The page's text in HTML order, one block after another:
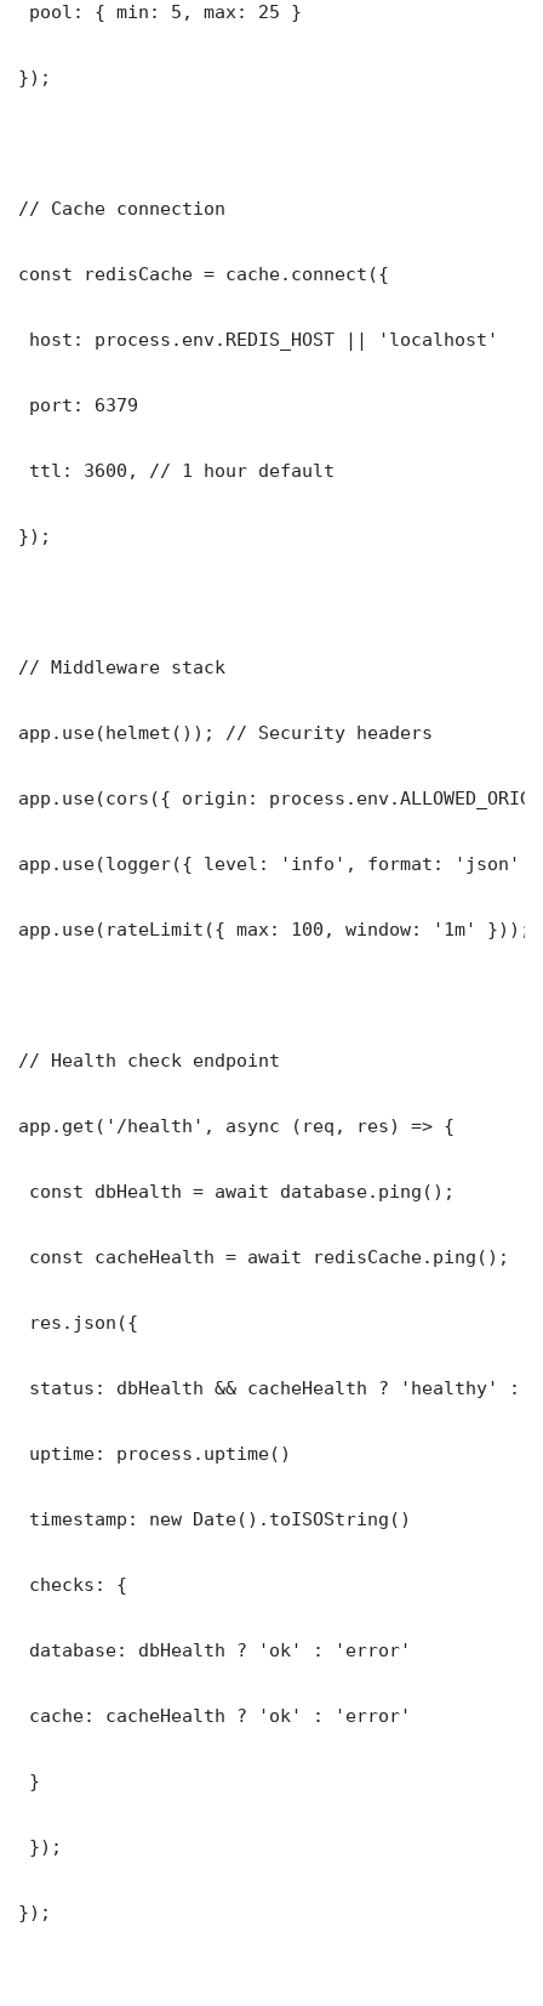
pool: { min: 5, max: 25 }
});
// Cache connection
const redisCache = cache.connect({
host: process.env.REDIS_HOST || 'localhost'
port: 6379
ttl: 3600, // 1 hour default
});
// Middleware stack
app.use(helmet()); // Security headers
app.use(cors({ origin:
app.use(logger({ level: 'info', format: 'json'
app.use(rateLimit({ max: 100, window: '1m' }));
// Health check endpoint
app.get('/health', async (req, res) => {
const dbHealth = await database.ping();
const cacheHealth = await redisCache.ping();
res.json({
status: dbHealth && cacheHealth ? 'healthy' :
uptime: process.uptime()
timestamp: new Date().toISOString()
checks: {
database: dbHealth ? 'ok' : 'error'
cache: cacheHealth ? 'ok' : 'error'
}
});
});